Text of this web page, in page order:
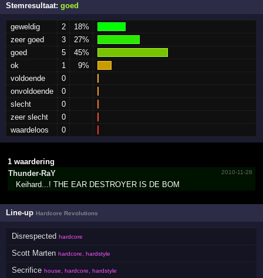
Stemresultaat:goed
geweldig 2
18%
zeer goed
3
27%
goed
5
45%
ok
1
9%
voldoende
0
onvoldoende
0
slecht
0
zeer slecht
0
waardeloos
0
1 waardering
Thunder-RaY
2010-11-28
Keihard...! THE EAR DESTROYER IS DE BOM
Line-upHardcore Revolutions
Disrespected hardcore
Scott Marten hardcore, hardstyle
Secrifice house, hardcore, hardstyle